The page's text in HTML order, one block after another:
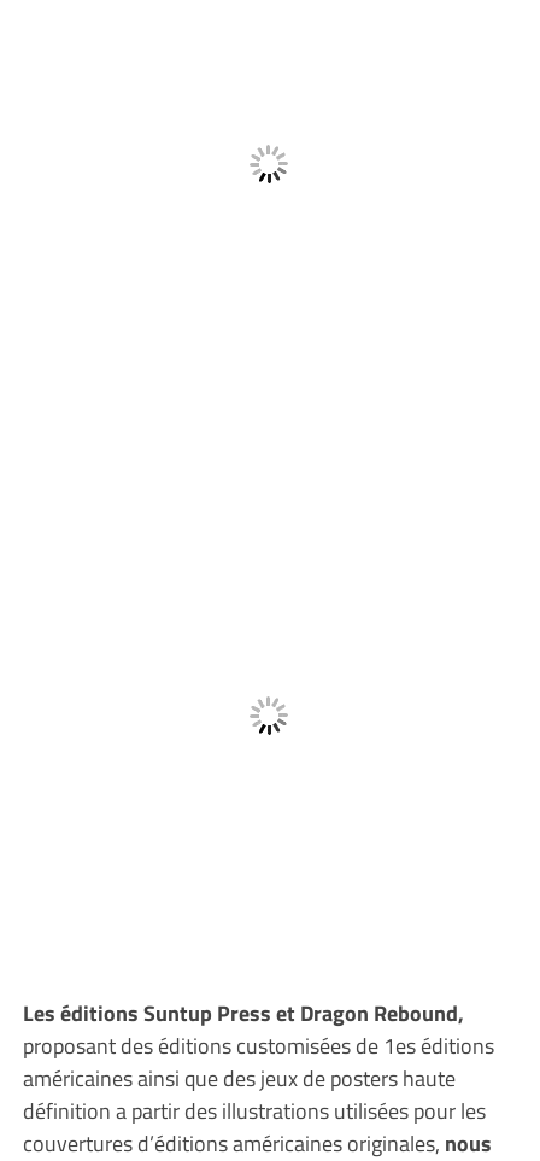
Les éditions Suntup Press et Dragon Rebound,
proposant des éditions customisées de 1es éditions
américaines ainsi que des jeux de posters haute
définition a partir des illustrations utilisées pour les
couvertures d’éditions américaines originales, nous